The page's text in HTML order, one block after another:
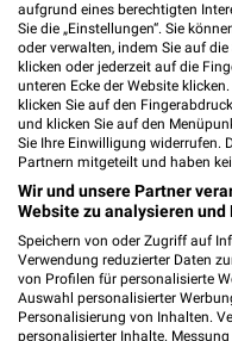
Möbel Boss
Möbel
Möbel
aufgrund eines berechtigten
Sie die „Einstellungen“. Sie
oder verwalten, indem Sie auf
klicken oder jederzeit auf die
unteren Ecke der Website
klicken Sie auf den
und klicken Sie auf den
Sie Ihre Einwilligung widerrufen.
Partnern mitgeteilt und haben
Wir und unsere Partner
Website zu analysieren und
Speichern von oder Zugriff auf
Verwendung reduzierter Daten
von Profilen für personalisierte
Auswahl personalisierter
Personalisierung von Inhalten.
personalisierter Inhalte.